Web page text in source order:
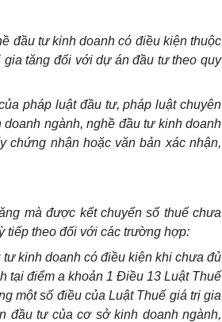
đầu tư kinh doanh có điều kiện thuộc
tăng đối với dự án đầu tư theo quy
pháp luật đầu tư, pháp luật chuyên
ngành, nghề đầu tư kinh doanh
chứng nhận hoặc văn bản xác nhận,
mà được kết chuyển số thuế chưa
tiếp theo đối với các trường hợp:
kinh doanh có điều kiện khi chưa đủ
tại điểm a khoản 1 Điều 13 Luật Thuế
một số điều của Luật Thuế giá trị gia
đầu tư của cơ sở kinh doanh ngành,